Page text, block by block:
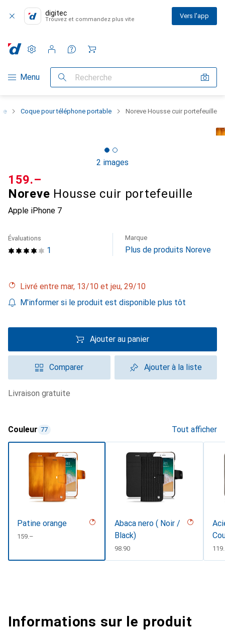
digitec
Trouvez et commandez plus vite Vers l'app
Navigation par catégorie
Menu Recherche
Paramètres
Compte client
Listes de comparaison
Listes d'envies
Panier
Coque pour téléphone portable Noreve Housse cuir portefeuille
2 images
Noreve Housse cuir portefeuille
Apple iPhone 7
CHF
159.–
1
Évaluations Marque
Plus de produits Noreve
Livré entre mar, 13/10 et jeu, 29/10
M'informer si le produit est disponible plus tôt
Ajouter au panier
Comparer Ajouter à la liste
livraison gratuite
Couleur 77 Tout afficher
Patine orange
CHF
159.–
Abaca nero ( Noir /
Black)
CHF
98.90 CHF
Informations sur le produit